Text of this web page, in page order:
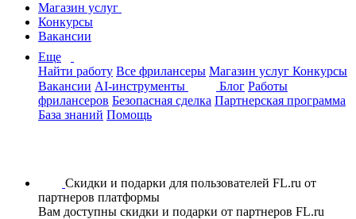
Магазин услуг
Конкурсы
Вакансии
Еще
Найти работу Все фрилансеры Магазин услуг Конкурсы
Вакансии AI-инструменты Блог Работы
фрилансеров Безопасная сделка Партнерская программа
База знаний Помощь
Скидки и подарки для пользователей FL.ru от
партнеров платформы
Вам доступны скидки и подарки от партнеров FL.ru